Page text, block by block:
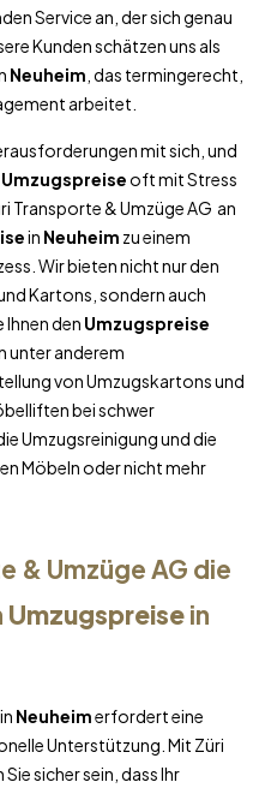
Service an, der sich genau
Kunden schätzen uns als
Neuheim , das termingerecht,
arbeitet.
mit sich, und
Umzugspreiseoft mit Stress
Transporte & Umzüge AG an
in Neuheim zu einem
Wir bieten nicht nur den
Kartons, sondern auch
den Umzugspreise
unter anderem
von Umzugskartons und
bei schwer
Umzugsreinigung und die
Möbeln oder nicht mehr
& Umzüge AG die
Umzugspreisein
in Neuheimerfordert eine
Unterstützung. Mit Züri
sicher sein, dass Ihr